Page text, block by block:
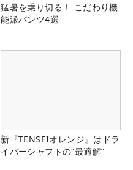
猛暑を乗り切る！ こだわり機
能派パンツ4選
新『TENSEIオレンジ』はドラ
イバーシャフトの“最適解”